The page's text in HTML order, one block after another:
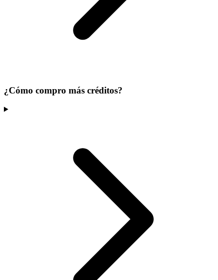
¿Cómo compro más créditos?